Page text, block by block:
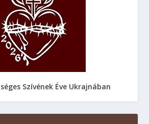
Szívének Éve Ukrajnában